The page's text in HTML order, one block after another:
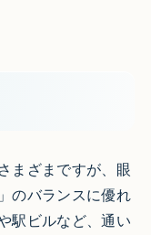
まざまですが、眼
のバランスに優れ
駅ビルなど、通い